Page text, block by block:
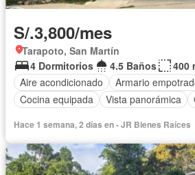
S/.3,800/mes
Tarapoto, San Martín
4 Dormitorios
4.5 Baños
400
Aire acondicionado
Armario
Cocina equipada
Vista panorámica
Hace 1 semana, 2 días en - JR Bienes Raíces